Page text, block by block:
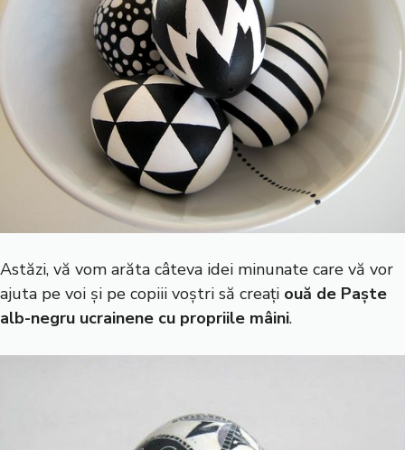
Astăzi, vă vom arăta câteva idei minunate care vă vor
ajuta pe voi și pe copiii voștri să creați ouă de Paște
alb-negru ucrainene cu propriile mâini.